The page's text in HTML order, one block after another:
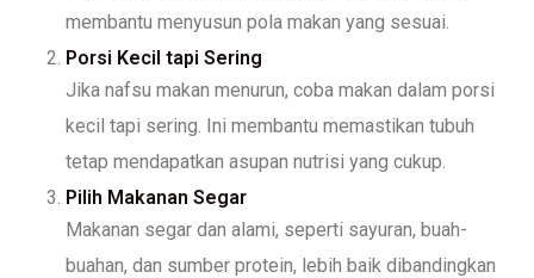
membantu menyusun pola makan yang sesuai.
Porsi Kecil tapi Sering
Jika nafsu makan menurun, coba makan dalam porsi
kecil tapi sering. Ini membantu memastikan tubuh
tetap mendapatkan asupan nutrisi yang cukup.
Pilih Makanan Segar
Makanan segar dan alami, seperti sayuran, buah-
buahan, dan sumber protein, lebih baik dibandingkan